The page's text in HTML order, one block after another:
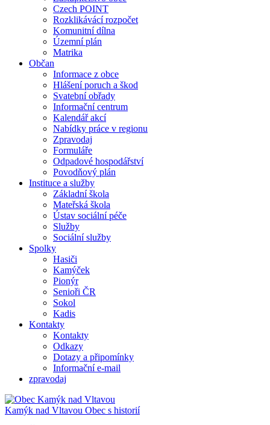
Czech POINT
Rozklikávácí rozpočet
Komunitní dílna
Územní plán
Matrika
Občan
Informace z obce
Hlášení poruch a škod
Svatební obřady
Informační centrum
Kalendář akcí
Nabídky práce v regionu
Zpravodaj
Formuláře
Odpadové hospodářství
Povodňový plán
Instituce a služby
Základní škola
Mateřská škola
Ústav sociální péče
Služby
Sociální služby
Spolky
Hasiči
Kamýček
Pionýr
Senioři ČR
Sokol
Kadis
Kontakty
Kontakty
Odkazy
Dotazy a připomínky
Informační e-mail
zpravodaj
Kamýk nad Vltavou Obec s historií